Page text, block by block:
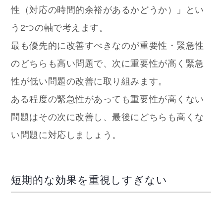
性（対応の時間的余裕があるかどうか）」とい
う2つの軸で考えます。
最も優先的に改善すべきなのが重要性・緊急性
のどちらも高い問題で、次に重要性が高く緊急
性が低い問題の改善に取り組みます。
ある程度の緊急性があっても重要性が高くない
問題はその次に改善し、最後にどちらも高くな
い問題に対応しましょう。
短期的な効果を重視しすぎない